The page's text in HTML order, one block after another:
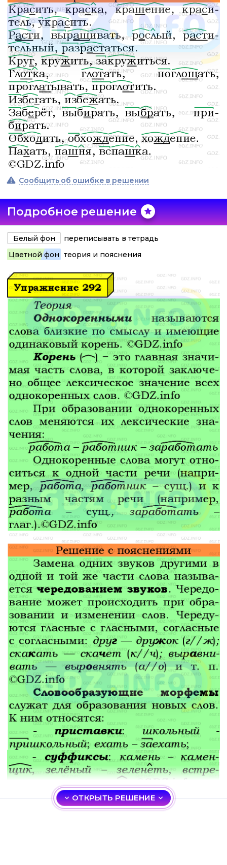
Сообщить об ошибке в решении
Подробное решение
Белый фон
переписывать в тетрадь
Цветной фон теория и пояснения
ОТКРЫТЬ РЕШЕНИЕ